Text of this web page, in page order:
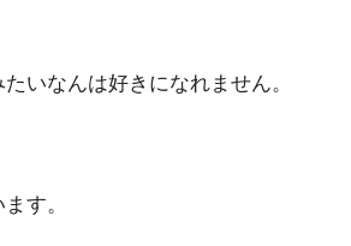
いなんは好きになれません。
す。